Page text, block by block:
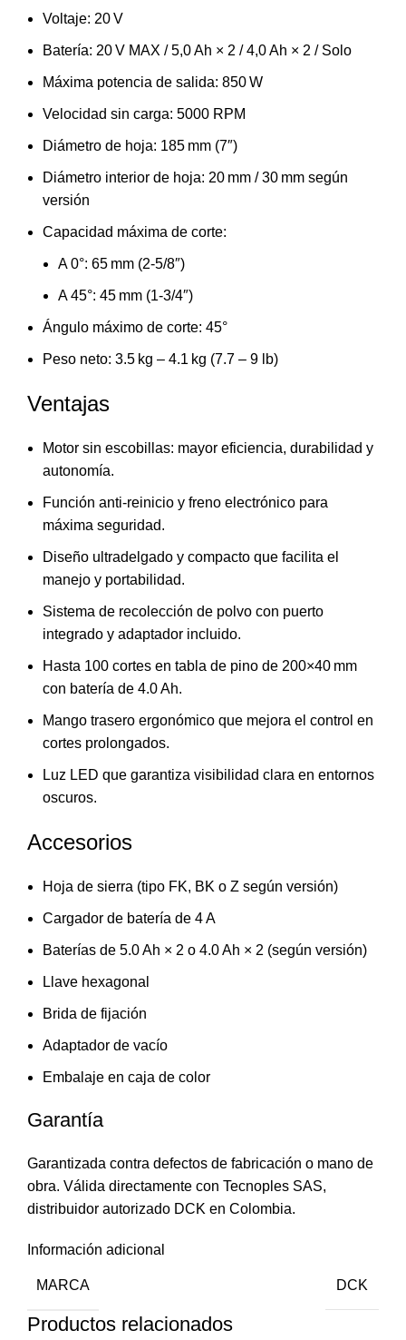
Voltaje: 20 V
Batería: 20 V MAX / 5,0 Ah × 2 / 4,0 Ah × 2 / Solo
Máxima potencia de salida: 850 W
Velocidad sin carga: 5000 RPM
Diámetro de hoja: 185 mm (7″)
Diámetro interior de hoja: 20 mm / 30 mm según
versión
Capacidad máxima de corte:
A 0°: 65 mm (2-5/8″)
A 45°: 45 mm (1-3/4″)
Ángulo máximo de corte: 45°
Peso neto: 3.5 kg – 4.1 kg (7.7 – 9 lb)
Ventajas
Motor sin escobillas: mayor eficiencia, durabilidad y
autonomía.
Función anti-reinicio y freno electrónico para
máxima seguridad.
Diseño ultradelgado y compacto que facilita el
manejo y portabilidad.
Sistema de recolección de polvo con puerto
integrado y adaptador incluido.
Hasta 100 cortes en tabla de pino de 200×40 mm
con batería de 4.0 Ah.
Mango trasero ergonómico que mejora el control en
cortes prolongados.
Luz LED que garantiza visibilidad clara en entornos
oscuros.
Accesorios
Hoja de sierra (tipo FK, BK o Z según versión)
Cargador de batería de 4 A
Baterías de 5.0 Ah × 2 o 4.0 Ah × 2 (según versión)
Llave hexagonal
Brida de fijación
Adaptador de vacío
Embalaje en caja de color
Garantía
Garantizada contra defectos de fabricación o mano de
obra. Válida directamente con Tecnoples SAS,
distribuidor autorizado DCK en Colombia.
Información adicional
MARCA DCK
Productos relacionados